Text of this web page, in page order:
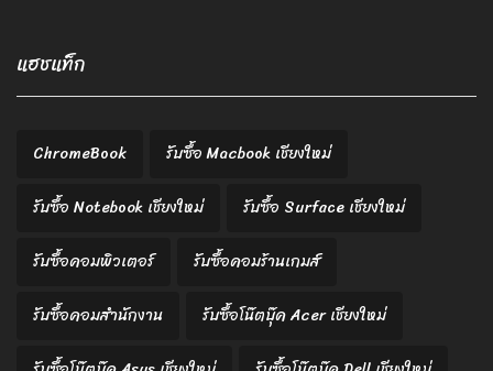
แฮชแท็ก
ChromeBook
รับซื้อ Macbook เชียงใหม่
รับซื้อ Notebook เชียงใหม่
รับซื้อ Surface เชียงใหม่
รับซื้อคอมพิวเตอร์
รับซื้อคอมร้านเกมส์
รับซื้อคอมสำนักงาน
รับซื้อโน๊ตบุ๊ค Acer เชียงใหม่